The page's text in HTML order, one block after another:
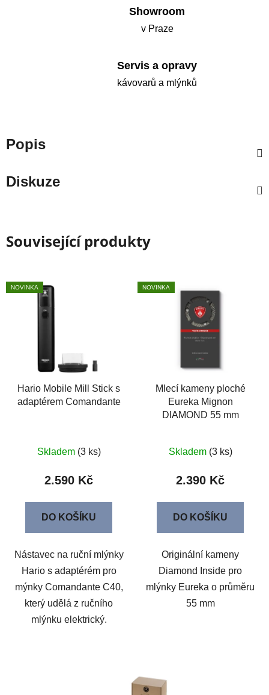
Showroom
v Praze
Servis a opravy
kávovarů a mlýnků
Popis
Diskuze
Související produkty
NOVINKA
Hario Mobile Mill Stick s
adaptérem Comandante
Skladem (3 ks)
2.590 Kč
DO KOŠÍKU
Nástavec na ruční mlýnky
Hario s adaptérém pro
mýnky Comandante C40,
který udělá z ručního
mlýnku elektrický.
NOVINKA
Mlecí kameny ploché
Eureka Mignon
DIAMOND 55 mm
Skladem (3 ks)
2.390 Kč
DO KOŠÍKU
Originální kameny
Diamond Inside pro
mlýnky Eureka o průměru
55 mm